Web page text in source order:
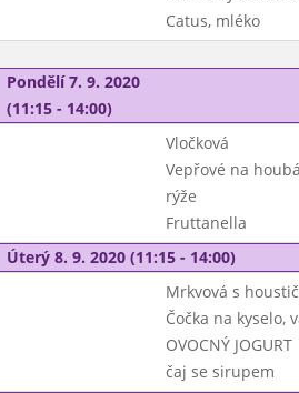
Catus, mléko
Pondělí 7. 9. 2020
(11:15 - 14:00)
Vločková
Vepřové na
rýže
Fruttanella
Úterý 8. 9. 2020 (11:15 - 14:00)
Mrkvová s
Čočka na kyselo,
OVOCNÝ JOGURT
čaj se sirupem